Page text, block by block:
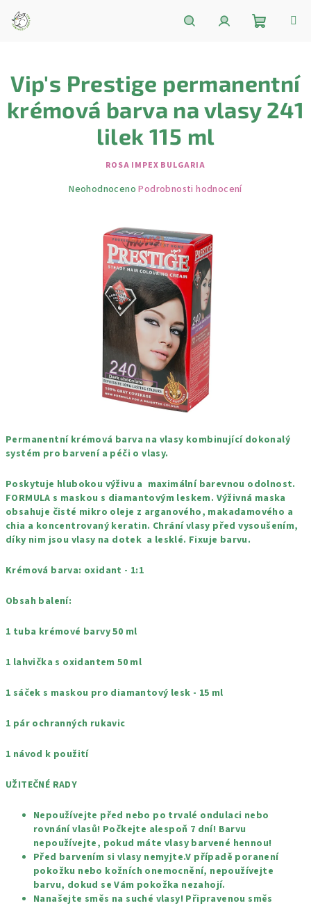
obsah
košík
Permanentní krémová barva na vlasy kombinující dokonalý
systém pro barvení a péči o vlasy.
Poskytuje hlubokou výživu a maximální barevnou odolnost.
FORMULA s maskou s diamantovým leskem. Výživná maska
obsahuje čisté mikro oleje z arganového, makadamového a
chia a koncentrovaný keratin. Chrání vlasy před vysoušením,
díky nim jsou vlasy na dotek a lesklé. Fixuje barvu.
Krémová barva: oxidant - 1:1
Obsah balení:
1 tuba krémové barvy 50 ml
1 lahvička s oxidantem 50 ml
1 sáček s maskou pro diamantový lesk - 15 ml
1 pár ochranných rukavic
1 návod k použití
UŽITEČNÉ RADY
Nepoužívejte před nebo po trvalé ondulaci nebo
rovnání vlasů! Počkejte alespoň 7 dní! Barvu
nepoužívejte, pokud máte vlasy barvené hennou!
Před barvením si vlasy nemyjte.V případě poranení
pokožku nebo kožních onemocnění, nepoužívejte
barvu, dokud se Vám pokožka nezahojí.
Nanašejte směs na suché vlasy! Připravenou směs
Vip's Prestige permanentní
krémová barva na vlasy 241
lilek 115 ml
ROSA IMPEX BULGARIA
Průměrné
hvězdiček.
Neohodnoceno Podrobnosti hodnocení